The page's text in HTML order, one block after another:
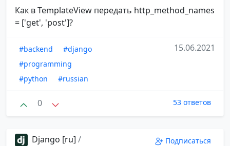
Как в TemplateView передать http_method_names
= ['get', 'post']?
#backend
#django
#programming
#python
#russian
15.06.2021
0 53 ответов
Django [ru] /
Подписаться